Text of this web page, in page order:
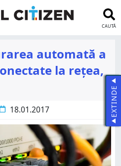
CAUTĂ
automată a
la rețea,
18.01.2017 EXTINDE